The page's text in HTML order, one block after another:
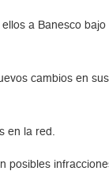
a Banesco
cambios en
en la red.
posibles